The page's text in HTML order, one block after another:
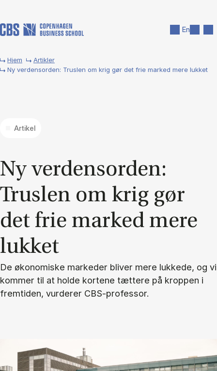
En
Hjem
Artikler
Ny verdensorden: Truslen om krig gør det frie marked mere lukket
Artikel
Ny ver­den­sor­den:
Trus­len om krig gør
det frie mar­ked mere
luk­ket
De økonomiske markeder bliver mere lukkede, og vi
kommer til at holde kortene tættere på kroppen i
fremtiden, vurderer CBS-professor.